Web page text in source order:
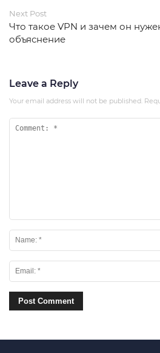
Next Post
Что такое VPN и зачем он
объяснение
Leave a Reply
Your email address will not be published.